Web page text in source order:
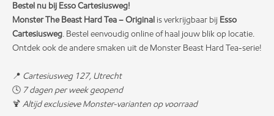
Bestel nu bij Esso Cartesiusweg!
Monster The Beast Hard Tea – Original is verkrijgbaar bij Esso
Cartesiusweg. Bestel eenvoudig online of haal jouw blik op locatie.
Ontdek ook de andere smaken uit de Monster Beast Hard Tea-serie!
📍 Cartesiusweg 127, Utrecht
🕓 7 dagen per week geopend
🍹 Altijd exclusieve Monster-varianten op voorraad